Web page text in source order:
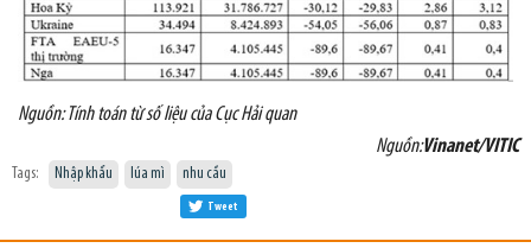
Nguồn: Tính toán từ số liệu của Cục Hải quan
Nguồn:Vinanet/VITIC
Tags: Nhập khẩu lúa mì nhu cầu
Tweet